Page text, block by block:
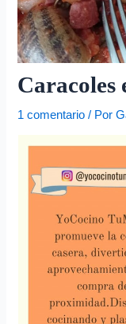
Caracoles
1 comentario / Por
o
e
e
c